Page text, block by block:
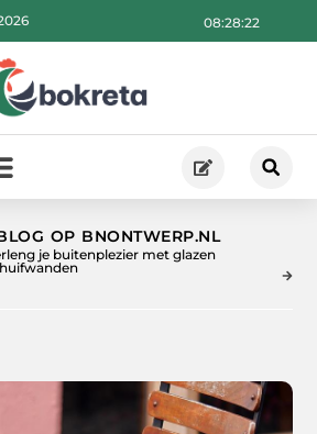
08:28:24
OP BNONTWERP.NL
je buitenplezier met glazen